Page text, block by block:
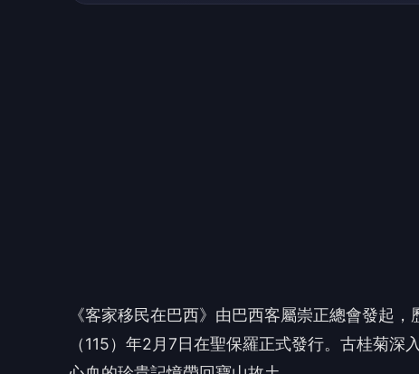
《客家移民在巴西》由巴西客屬崇正總會發起
（115）年2月7日在聖保羅正式發行。古桂菊